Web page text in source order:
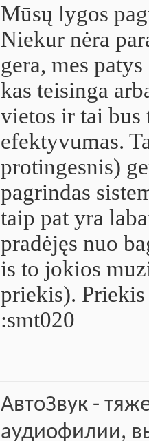
Mūsų lygos
Niekur nėra
gera, mes
kas teisinga
vietos ir tai bus
efektyvumas.
protingesnis)
pagrindas
taip pat yra
pradėjęs nuo
is to jokios
priekis).
:smt020
АвтоЗвук -
аудиофилии,